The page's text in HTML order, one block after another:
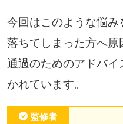
今回はこのような悩
落ちてしまった方へ
通過のためのアドバ
かれています。
監修者